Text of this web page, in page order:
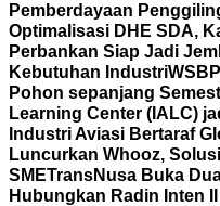
Pemberdayaan
Optimalisasi DHE SDA,
Perbankan Siap Jadi
Kebutuhan Industri
Pohon sepanjang
Learning Center (IALC)
Industri Aviasi Bertaraf
Luncurkan Whooz,
SMETransNusa Buka
Hubungkan Radin Inten